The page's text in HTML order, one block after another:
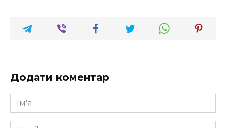
Додати коментар
Ім'я
*